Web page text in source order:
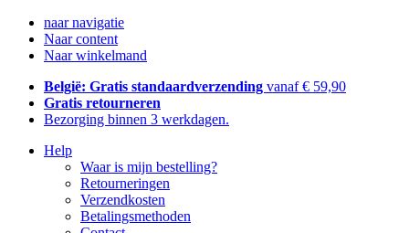
naar navigatie
Naar content
Naar winkelmand
België: Gratis standaardverzending vanaf € 59,90
Gratis retourneren
Bezorging binnen 3 werkdagen.
Help
Waar is mijn bestelling?
Retourneringen
Verzendkosten
Betalingsmethoden